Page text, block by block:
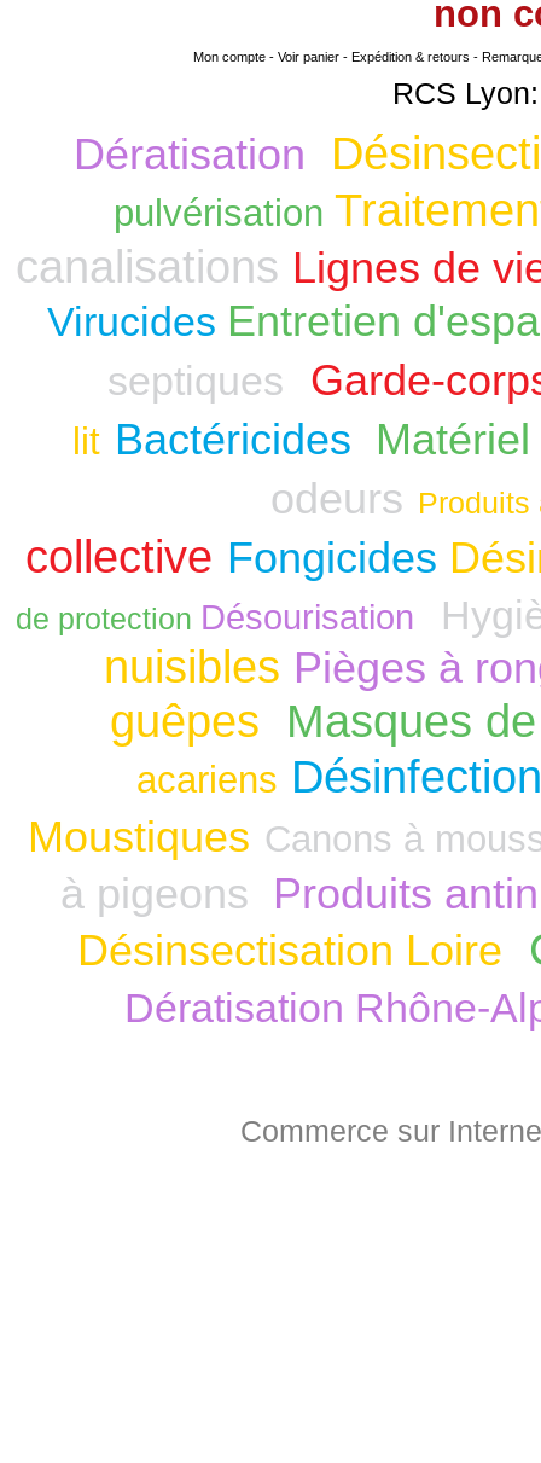
non
Mon compte- Voir panier- Expédition & retours -
RCS
Dératisation
pulvérisation
canalisations Lignes de
Virucides Entretien
septiques Garde-
lit Bactéricides
odeurs Produits
collective Fongicides
de protection Désourisation
nuisibles Pièges à
guêpes Masques
acariens
Moustiques Canons à
à pigeons Produits
Désinsectisation Loire
Dératisation Rhône-
Commerce sur